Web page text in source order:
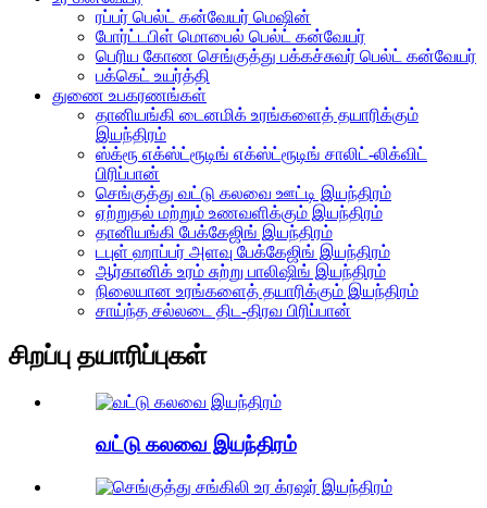
ரப்பர் பெல்ட் கன்வேயர் மெஷின்
போர்ட்டபிள் மொபைல் பெல்ட் கன்வேயர்
பெரிய கோண செங்குத்து பக்கச்சுவர் பெல்ட் கன்வேயர்
பக்கெட் உயர்த்தி
துணை உபகரணங்கள்
தானியங்கி டைனமிக் உரங்களைத் தயாரிக்கும்
இயந்திரம்
ஸ்க்ரூ எக்ஸ்ட்ரூடிங் எக்ஸ்ட்ரூடிங் சாலிட்-லிக்விட்
பிரிப்பான்
செங்குத்து வட்டு கலவை ஊட்டி இயந்திரம்
ஏற்றுதல் மற்றும் உணவளிக்கும் இயந்திரம்
தானியங்கி பேக்கேஜிங் இயந்திரம்
டபுள் ஹாப்பர் அளவு பேக்கேஜிங் இயந்திரம்
ஆர்கானிக் உரம் சுற்று பாலிஷிங் இயந்திரம்
நிலையான உரங்களைத் தயாரிக்கும் இயந்திரம்
சாய்ந்த சல்லடை திட-திரவ பிரிப்பான்
சிறப்பு தயாரிப்புகள்
வட்டு கலவை இயந்திரம்